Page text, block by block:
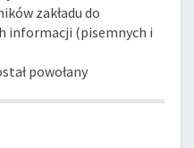
zakładu do
informacji (pisemnych i
powołany